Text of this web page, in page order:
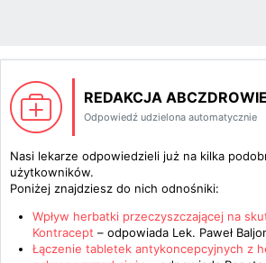
REDAKCJA ABCZDROWIE
Odpowiedź udzielona automatycznie
Nasi lekarze odpowiedzieli już na kilka
użytkowników.
Poniżej znajdziesz do nich odnośniki:
Wpływ herbatki przeczyszczającej na
Kontracept – odpowiada Lek. Paweł
Łączenie tabletek antykoncepcyjnych z